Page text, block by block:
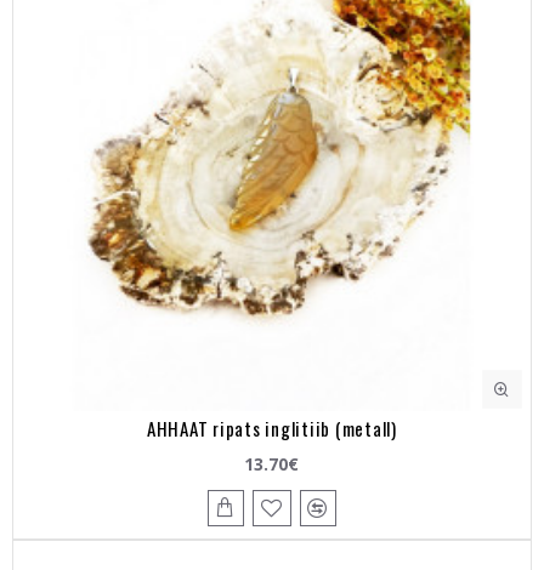
AHHAAT ripats inglitiib (metall)
13.70€